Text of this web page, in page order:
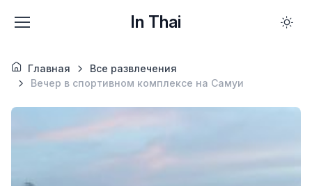
In Thai
Главная
Все развлечения
Вечер в спортивном комплексе на Самуи